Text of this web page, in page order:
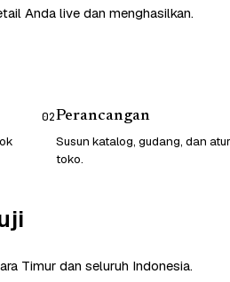
Anda live dan menghasilkan.
02Perancangan
Susun katalog, gudang, dan
toko.
Timur dan seluruh Indonesia.